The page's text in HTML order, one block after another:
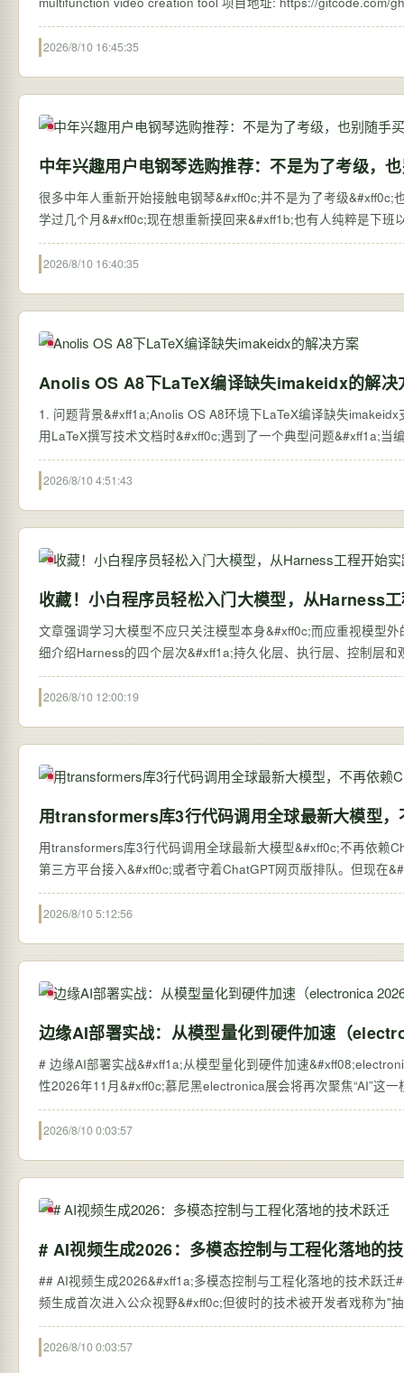
2026/8/10 16:45:35
中年兴趣用户电钢琴选购推荐：不是为了考级，
很多中年人重新开始接触电钢琴&#xff0c;并不是为了考级
学过几个月&#xff0c;现在想重新摸回来&#xff1b;也有人纯粹是下
2026/8/10 16:40:35
Anolis OS A8下LaTeX编译缺失imakeidx的解决
1. 问题背景&#xff1a;Anolis OS A8环境下LaTeX编译缺失
用LaTeX撰写技术文档时&#xff0c;遇到了一个典型问题&#xff1a;
2026/8/10 4:51:43
收藏！小白程序员轻松入门大模型，从Harness
文章强调学习大模型不应只关注模型本身&#xff0c;而应重视模型
细介绍Harness的四个层次&#xff1a;持久化层、执行层、控制层
2026/8/10 12:00:19
用transformers库3行代码调用全球最新大模型
用transformers库3行代码调用全球最新大模型&#xff0c;不再依赖ChatGPT网页版 过去&#xff0c;想体验全球最新的大语
第三方平台接入&#xff0c;或者守着ChatGPT网页版排队。但现在
2026/8/10 5:12:56
边缘AI部署实战：从模型量化到硬件加速（
# 边缘AI部署实战&#xff1a;从模型量化到硬件加速
性2026年11月&#xff0c;慕尼黑electronica展会将再次聚焦“AI”这
2026/8/10 0:03:57
# AI视频生成2026：多模态控制与工程化落地的
## AI视频生成2026&#xff1a;多模态控制与工程化落地的技术跃
频生成首次进入公众视野&#xff0c;但彼时的技术被开发者戏称
2026/8/10 0:03:57